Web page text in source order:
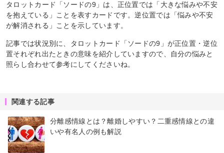
タロットカード「ソードの9」は、正位置では「大きな悩みや不安
を抱えている」ことを表すカードです。逆位置では「悩みや不安
が解消される」ことを示しています。
記事では状況別に、タロットカード「ソードの9」が正位置・逆位
置それぞれ出たときの意味を紹介していますので、自分の悩みと
照らし合わせて参考にしてくださいね。
関連する記事
分離感情線とは？離婚しやすい？二重感情線との違
いや有名人の例も解説